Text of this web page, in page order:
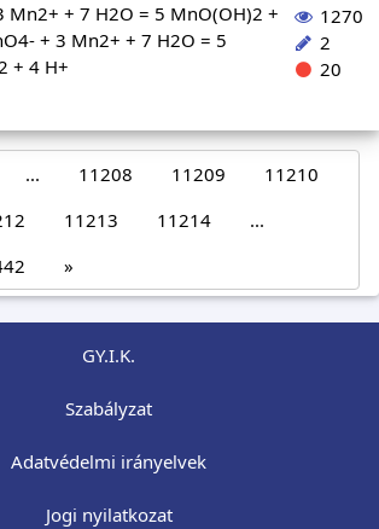
Mn2+ + 7 H2O = 5 MnO(OH)2 +
+ 3 Mn2+ + 7 H2O = 5
+ 4 H+
1270
2
20
... 11208 11209
11210
11213 11214
...
»
GY.I.K.
Szabályzat
Adatvédelmi irányelvek
Jogi nyilatkozat